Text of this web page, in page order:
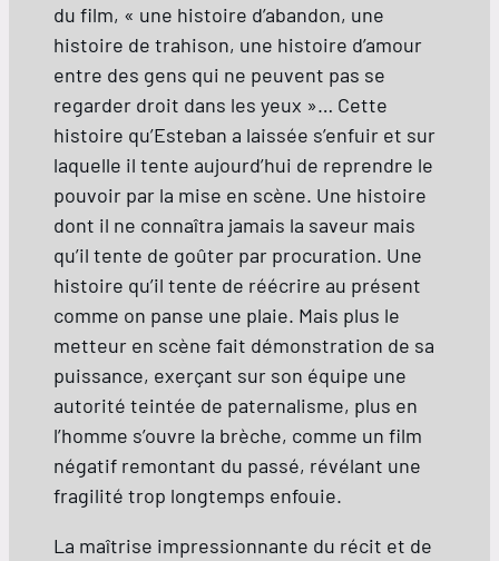
du film, « une histoire d’abandon, une
histoire de trahison, une histoire d’amour
entre des gens qui ne peuvent pas se
regarder droit dans les yeux »… Cette
histoire qu’Esteban a laissée s’enfuir et sur
laquelle il tente aujourd’hui de reprendre le
pouvoir par la mise en scène. Une histoire
dont il ne connaîtra jamais la saveur mais
qu’il tente de goûter par procuration. Une
histoire qu’il tente de réécrire au présent
comme on panse une plaie. Mais plus le
metteur en scène fait démonstration de sa
puissance, exerçant sur son équipe une
autorité teintée de paternalisme, plus en
l’homme s’ouvre la brèche, comme un film
négatif remontant du passé, révélant une
fragilité trop longtemps enfouie.
La maîtrise impressionnante du récit et de